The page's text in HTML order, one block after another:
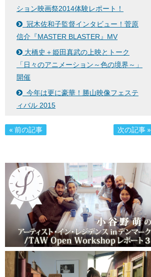
ション映画祭2014体験レポート！
冠木佐和子監督インタビュー！菅原
信介『MASTER BLASTER』MV
​大橋史＋​姫田真武の上映とトーク
「日々のアニメーション～色の境界～」
開催
今年は更に豪華！勝山映像フェステ
ィバル 2015
« 前の記事 次の記事 »